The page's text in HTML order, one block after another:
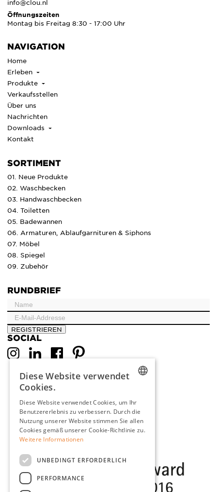
info@clou.nl
Öffnungszeiten
Montag bis Freitag 8:30 - 17:00 Uhr
NAVIGATION
Home
Erleben
Produkte
Verkaufsstellen
Über uns
Nachrichten
Downloads
Kontakt
SORTIMENT
01. Neue Produkte
02. Waschbecken
03. Handwaschbecken
04. Toiletten
05. Badewannen
06. Armaturen, Ablaufgarnituren & Siphons
07. Möbel
08. Spiegel
09. Zubehör
RUNDBRIEF
REGISTRIEREN
SOCIAL
ENGLISH
FRENCH
Diese Website verwendet
Cookies.
Diese Website verwendet Cookies, um Ihr
Benutzererlebnis zu verbessern. Durch die
Nutzung unserer Website stimmen Sie allen
Cookies gemäß unserer Cookie-Richtlinie zu.
Weitere Informationen
UNBEDINGT ERFORDERLICH
PERFORMANCE